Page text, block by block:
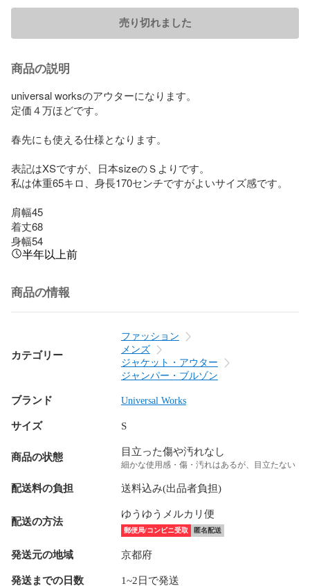
売り切れました
商品の説明
universal worksのアウターになります。
定価４万ほどです。
春先にも使える仕様となります。
表記はXSですが、日本sizeのＳよりです。
私は体重65キロ、身長170センチですがよいサイズ感です。
肩幅45
着丈68
身幅54
半年以上前
商品の情報
カテゴリー
ファッション
メンズ
ジャケット・アウター
ジャンパー・ブルゾン
ブランド Universal Works
サイズ S
商品の状態 目立った傷や汚れなし
細かな使用感・傷・汚れはあるが、目立たない
配送料の負担 送料込み(出品者負担)
配送の方法
ゆうゆうメルカリ便
郵便局/コンビニ受取 匿名配送
発送元の地域 京都府
発送までの日数 1~2日で発送